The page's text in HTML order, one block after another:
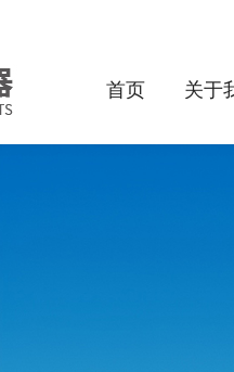
首页 关于